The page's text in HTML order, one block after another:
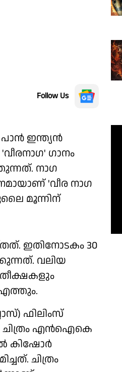
Follow Us
ഇന്ത്യൻ
ഗാനം
നാഗ
'വീര നാഗ
മൂന്നിന്
ഇതിനോടകം 30
വലിയ
എത്തും.
ഫിലിംസ്
ചിത്രം എൻഐകെ
കിഷോർ
ചിത്രം